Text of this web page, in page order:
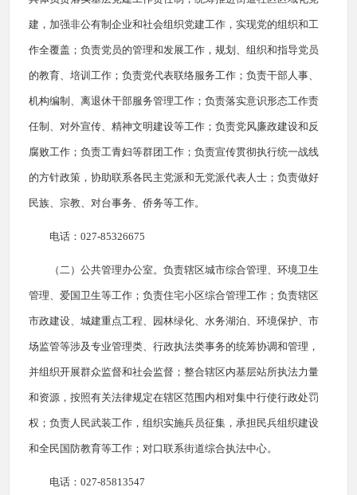
建，加强非公有制企业和社会组织党建工作，实现党的组织和工
作全覆盖；负责党员的管理和发展工作，规划、组织和指导党员
的教育、培训工作；负责党代表联络服务工作；负责干部人事、
机构编制、离退休干部服务管理工作；负责落实意识形态工作责
任制、对外宣传、精神文明建设等工作；负责党风廉政建设和反
腐败工作；负责工青妇等群团工作；负责宣传贯彻执行统一战线
的方针政策，协助联系各民主党派和无党派代表人士；负责做好
民族、宗教、对台事务、侨务等工作。
电话：027-85326675
（二）公共管理办公室。负责辖区城市综合管理、环境卫生
管理、爱国卫生等工作；负责住宅小区综合管理工作；负责辖区
市政建设、城建重点工程、园林绿化、水务湖泊、环境保护、市
场监管等涉及专业管理类、行政执法类事务的统筹协调和管理，
并组织开展群众监督和社会监督；整合辖区内基层站所执法力量
和资源，按照有关法律规定在辖区范围内相对集中行使行政处罚
权；负责人民武装工作，组织实施兵员征集，承担民兵组织建设
和全民国防教育等工作；对口联系街道综合执法中心。
电话：027-85813547